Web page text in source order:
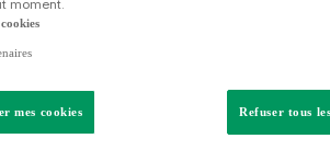
le Nouveau Rhône, historiquement
Lyon, également baptisée Grand Lyon ou
réaliser un investissement locatif ou
un marché immobilier résidentiel
immobiliers neufs en Isère.
moment.
mes cookies Refuser tous